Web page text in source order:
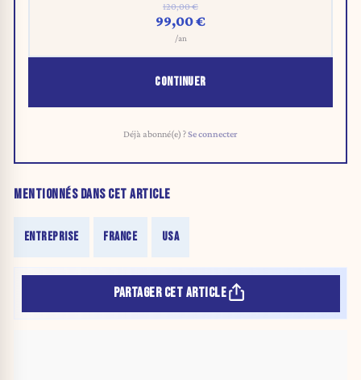
120,00 €
99,00 €
/an
CONTINUER
Déjà abonné(e) ?Se connecter
MENTIONNÉS DANS CET ARTICLE
ENTREPRISE FRANCE USA
PARTAGER CET ARTICLE